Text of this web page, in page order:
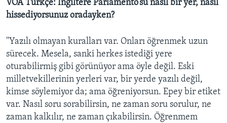
VOA Türkçe: İngiltere Parlamento’su nasıl bir yer, nasıl
hissediyorsunuz oradayken?
''Yazılı olmayan kuralları var. Onları öğrenmek uzun
sürecek. Mesela, sanki herkes istediği yere
oturabilirmiş gibi görünüyor ama öyle değil. Eski
milletvekillerinin yerleri var, bir yerde yazılı değil,
kimse söylemiyor da; ama öğreniyorsun. Epey bir etiket
var. Nasıl soru sorabilirsin, ne zaman soru sorulur, ne
zaman kalkılır, ne zaman çıkabilirsin. Öğrenmem